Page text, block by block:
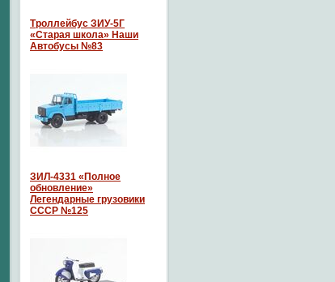
Троллейбус ЗИУ-5Г
«Старая школа» Наши
Автобусы №83
ЗИЛ-4331 «Полное
обновление»
Легендарные грузовики
СССР №125